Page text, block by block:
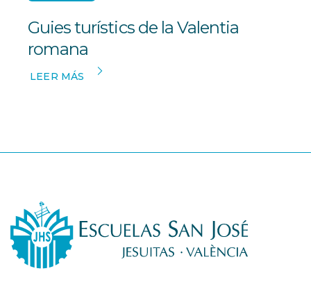
Guies turístics de la Valentia
romana
LEER MÁS